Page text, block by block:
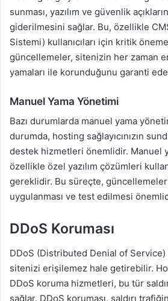
sunması, yazılım ve güvenlik
giderilmesini sağlar. Bu, özellikle
Sistemi) kullanıcıları için kritik
güncellemeler, sitenizin her zaman
yamaları ile korunduğunu garanti
Manuel Yama Yönetimi
Bazı durumlarda manuel yama
durumda, hosting sağlayıcınızın
destek hizmetleri önemlidir. Manuel
özellikle özel yazılım çözümleri
gereklidir. Bu süreçte,
uygulanması ve test edilmesi
DDoS Koruması
DDoS (Distributed Denial of Service)
sitenizi erişilemez hale getirebilir.
DDoS koruma hizmetleri, bu tür
sağlar. DDoS koruması, saldırı